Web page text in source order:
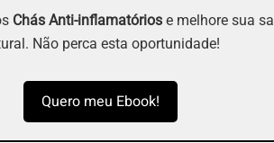
Chás Anti-inflamatórios e melhore sua
Não perca esta oportunidade!
Quero meu Ebook!